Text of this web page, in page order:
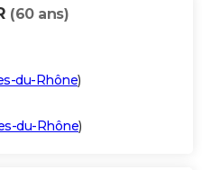
(60 ans)
du-Rhône)
du-Rhône)